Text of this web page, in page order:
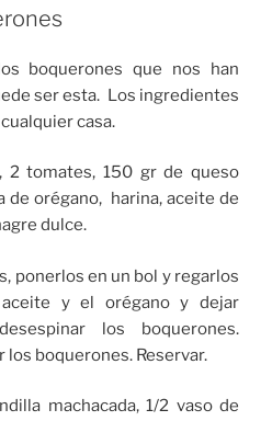
boquerones que nos han
ser esta. Los ingredientes
casa.
2 tomates, 150 gr de queso
de orégano, harina, aceite de
dulce.
ponerlos en un bol y regarlos
y el orégano y dejar
los boquerones.
los boquerones. Reservar.
machacada, 1/2 vaso de